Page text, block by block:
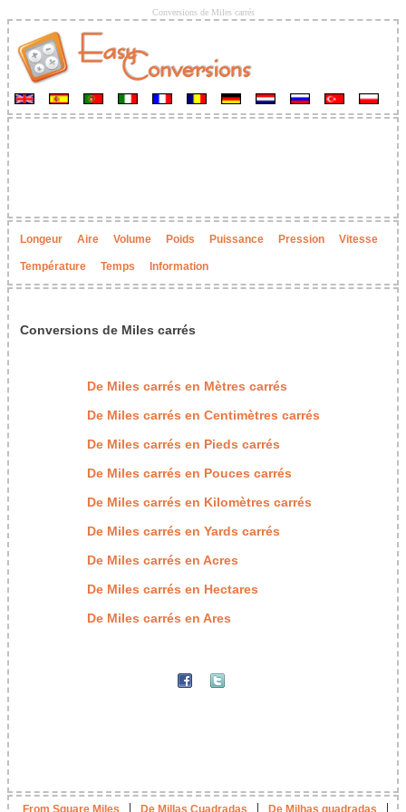
Conversions de Miles carrés
Longeur Aire Volume Poids Puissance Pression Vitesse
Température Temps Information
Conversions de Miles carrés
De Miles carrés en Mètres carrés
De Miles carrés en Centimètres carrés
De Miles carrés en Pieds carrés
De Miles carrés en Pouces carrés
De Miles carrés en Kilomètres carrés
De Miles carrés en Yards carrés
De Miles carrés en Acres
De Miles carrés en Hectares
De Miles carrés en Ares
| | |